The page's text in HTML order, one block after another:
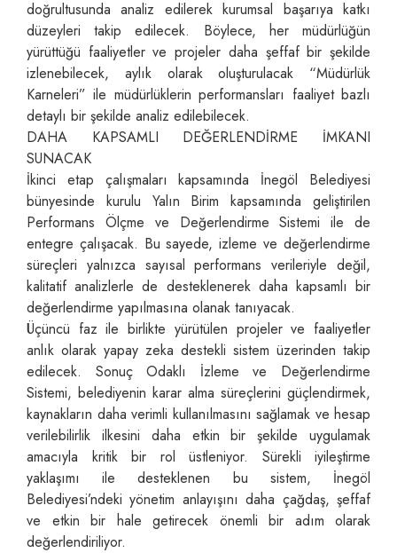
doğrultusunda analiz edilerek kurumsal başarıya katkı
düzeyleri takip edilecek. Böylece, her müdürlüğün
yürüttüğü faaliyetler ve projeler daha şeffaf bir şekilde
izlenebilecek, aylık olarak oluşturulacak “Müdürlük
Karneleri” ile müdürlüklerin performansları faaliyet bazlı
detaylı bir şekilde analiz edilebilecek.
DAHA KAPSAMLI DEĞERLENDİRME İMKANI
SUNACAK
İkinci etap çalışmaları kapsamında İnegöl Belediyesi
bünyesinde kurulu Yalın Birim kapsamında geliştirilen
Performans Ölçme ve Değerlendirme Sistemi ile de
entegre çalışacak. Bu sayede, izleme ve değerlendirme
süreçleri yalnızca sayısal performans verileriyle değil,
kalitatif analizlerle de desteklenerek daha kapsamlı bir
değerlendirme yapılmasına olanak tanıyacak.
Üçüncü faz ile birlikte yürütülen projeler ve faaliyetler
anlık olarak yapay zeka destekli sistem üzerinden takip
edilecek. Sonuç Odaklı İzleme ve Değerlendirme
Sistemi, belediyenin karar alma süreçlerini güçlendirmek,
kaynakların daha verimli kullanılmasını sağlamak ve hesap
verilebilirlik ilkesini daha etkin bir şekilde uygulamak
amacıyla kritik bir rol üstleniyor. Sürekli iyileştirme
yaklaşımı ile desteklenen bu sistem, İnegöl
Belediyesi’ndeki yönetim anlayışını daha çağdaş, şeffaf
ve etkin bir hale getirecek önemli bir adım olarak
değerlendiriliyor.